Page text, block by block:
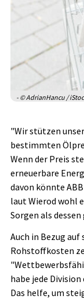
- © AdrianHancu /
"Wir stützen
bestimmten
Wenn der Preis
erneuerbare
davon könnte
laut Wierod wohl
Sorgen als dessen
Auch in Bezug
Rohstoffkosten
habe jede
Das helfe, um